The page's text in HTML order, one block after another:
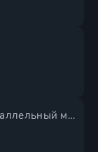
Рыцарь-скелет вступает в параллельный мир 2 сезон